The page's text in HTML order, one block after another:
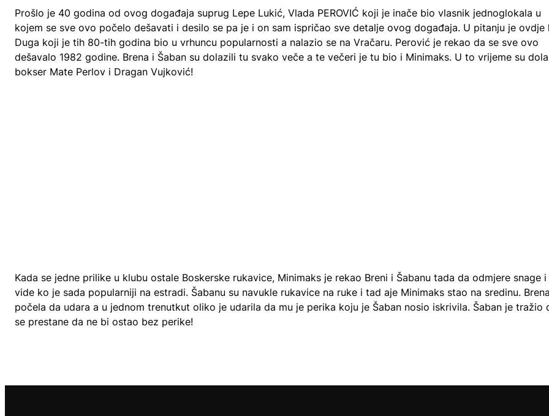
Prošlo je 40 godina od ovog događaja suprug Lepe Lukić, Vlada PEROVIĆ koji je inače bio vlasnik jednoglokala u
kojem se sve ovo počelo dešavati i desilo se pa je i on sam ispričao sve detalje ovog događaja. U pitanju je ovdje
Duga koji je tih 80-tih godina bio u vrhuncu popularnosti a nalazio se na Vračaru. Perović je rekao da se sve ovo
dešavalo 1982 godine. Brena i Šaban su dolazili tu svako veče a te večeri je tu bio i Minimaks. U to vrijeme su
bokser Mate Perlov i Dragan Vujković!
Kada se jedne prilike u klubu ostale Boskerske rukavice, Minimaks je rekao Breni i Šabanu tada da odmjere snage i
vide ko je sada popularniji na estradi. Šabanu su navukle rukavice na ruke i tad aje Minimaks stao na sredinu.
počela da udara a u jednom trenutkut oliko je udarila da mu je perika koju je Šaban nosio iskrivila. Šaban je tražio
se prestane da ne bi ostao bez perike!